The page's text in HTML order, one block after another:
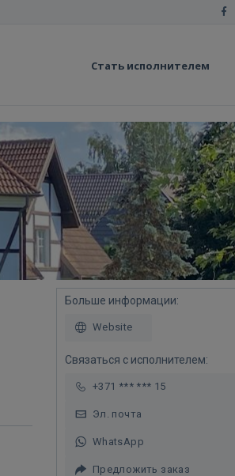
Стать исполнителем
Больше информации:
Website
Связаться с исполнителем:
+371 *** *** 15
Эл. почта
WhatsApp
Предложить заказ